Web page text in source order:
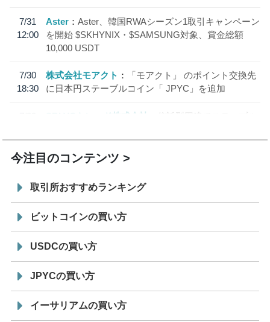
7/31
12:00
Aster
Aster、韓国RWAシーズン1取引キャンペーン
を開始 $SKHYNIX・$SAMSUNG対象、賞金総額
10,000 USDT
7/30
18:30
株式会社モアクト
「モアクト」 のポイント交換先
に日本円ステーブルコイン「 JPYC」を追加
7/29
SBI VCトレード株式会社
信託型円建てステーブル
今注目のコンテンツ
取引所おすすめランキング
ビットコインの買い方
USDCの買い方
JPYCの買い方
イーサリアムの買い方